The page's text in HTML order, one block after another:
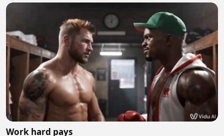
Work hard pays